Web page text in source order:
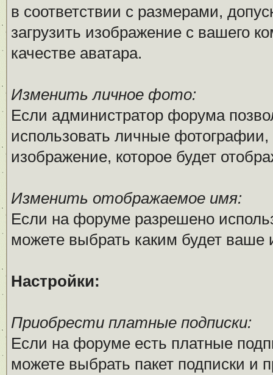
в соответствии с размерами,
загрузить изображение с вашего
качестве аватара.
Изменить личное фото:
Если администратор форума
использовать личные
изображение, которое будет
Изменить отображаемое имя:
Если на форуме разрешено
можете выбрать каким будет
Настройки:
Приобрести платные подписки:
Если на форуме есть платные
можете выбрать пакет подписки и